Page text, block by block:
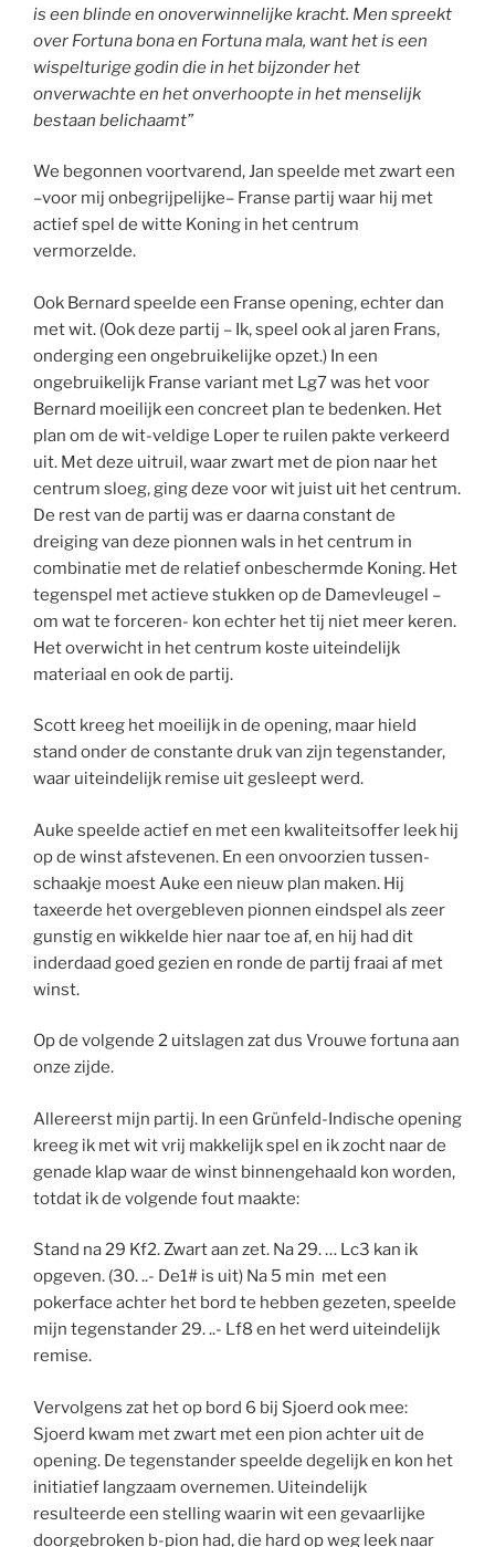
is een blinde en onoverwinnelijke kracht. Men spreekt
over Fortuna bona en Fortuna mala, want het is een
wispelturige godin die in het bijzonder het
onverwachte en het onverhoopte in het menselijk
bestaan belichaamt”
We begonnen voortvarend, Jan speelde met zwart een
–voor mij onbegrijpelijke– Franse partij waar hij met
actief spel de witte Koning in het centrum
vermorzelde.
Ook Bernard speelde een Franse opening, echter dan
met wit. (Ook deze partij – Ik, speel ook al jaren Frans,
onderging een ongebruikelijke opzet.) In een
ongebruikelijk Franse variant met Lg7 was het voor
Bernard moeilijk een concreet plan te bedenken. Het
plan om de wit-veldige Loper te ruilen pakte verkeerd
uit. Met deze uitruil, waar zwart met de pion naar het
centrum sloeg, ging deze voor wit juist uit het centrum.
De rest van de partij was er daarna constant de
dreiging van deze pionnen wals in het centrum in
combinatie met de relatief onbeschermde Koning. Het
tegenspel met actieve stukken op de Damevleugel –
om wat te forceren- kon echter het tij niet meer keren.
Het overwicht in het centrum koste uiteindelijk
materiaal en ook de partij.
Scott kreeg het moeilijk in de opening, maar hield
stand onder de constante druk van zijn tegenstander,
waar uiteindelijk remise uit gesleept werd.
Auke speelde actief en met een kwaliteitsoffer leek hij
op de winst afstevenen. En een onvoorzien tussen-
schaakje moest Auke een nieuw plan maken. Hij
taxeerde het overgebleven pionnen eindspel als zeer
gunstig en wikkelde hier naar toe af, en hij had dit
inderdaad goed gezien en ronde de partij fraai af met
winst.
Op de volgende 2 uitslagen zat dus Vrouwe fortuna aan
onze zijde.
Allereerst mijn partij. In een Grünfeld-Indische opening
kreeg ik met wit vrij makkelijk spel en ik zocht naar de
genade klap waar de winst binnengehaald kon worden,
totdat ik de volgende fout maakte:
Stand na 29 Kf2. Zwart aan zet. Na 29. … Lc3 kan ik
opgeven. (30. ..- De1# is uit) Na 5 min met een
pokerface achter het bord te hebben gezeten, speelde
mijn tegenstander 29. ..- Lf8 en het werd uiteindelijk
remise.
Vervolgens zat het op bord 6 bij Sjoerd ook mee:
Sjoerd kwam met zwart met een pion achter uit de
opening. De tegenstander speelde degelijk en kon het
initiatief langzaam overnemen. Uiteindelijk
resulteerde een stelling waarin wit een gevaarlijke
doorgebroken b-pion had, die hard op weg leek naar